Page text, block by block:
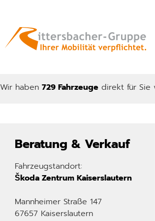
Wir haben 729 Fahrzeuge direkt für Sie
Beratung & Verkauf
Fahrzeugstandort:
Škoda Zentrum Kaiserslautern
Mannheimer Straße 147
67657 Kaiserslautern